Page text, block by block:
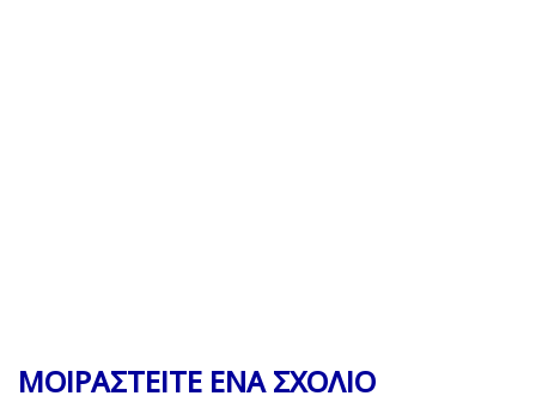
ΜΟΙΡΑΣΤΕΙΤΕ ΕΝΑ ΣΧΟΛΙΟ